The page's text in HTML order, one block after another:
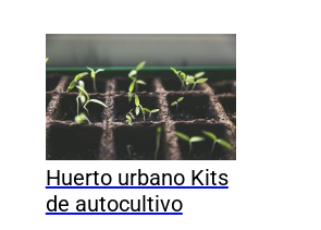
Huerto urbano Kits
de autocultivo